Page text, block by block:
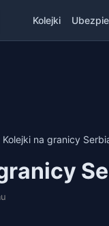
Kolejki
Kolejki na granicy